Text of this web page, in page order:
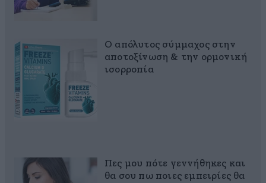
Ο απόλυτος σύμμαχος στην
αποτοξίνωση & την ορμονική
ισορροπία
Πες μου πότε γεννήθηκες και
θα σου πω ποιες εμπειρίες θα